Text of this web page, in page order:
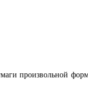
произвольной